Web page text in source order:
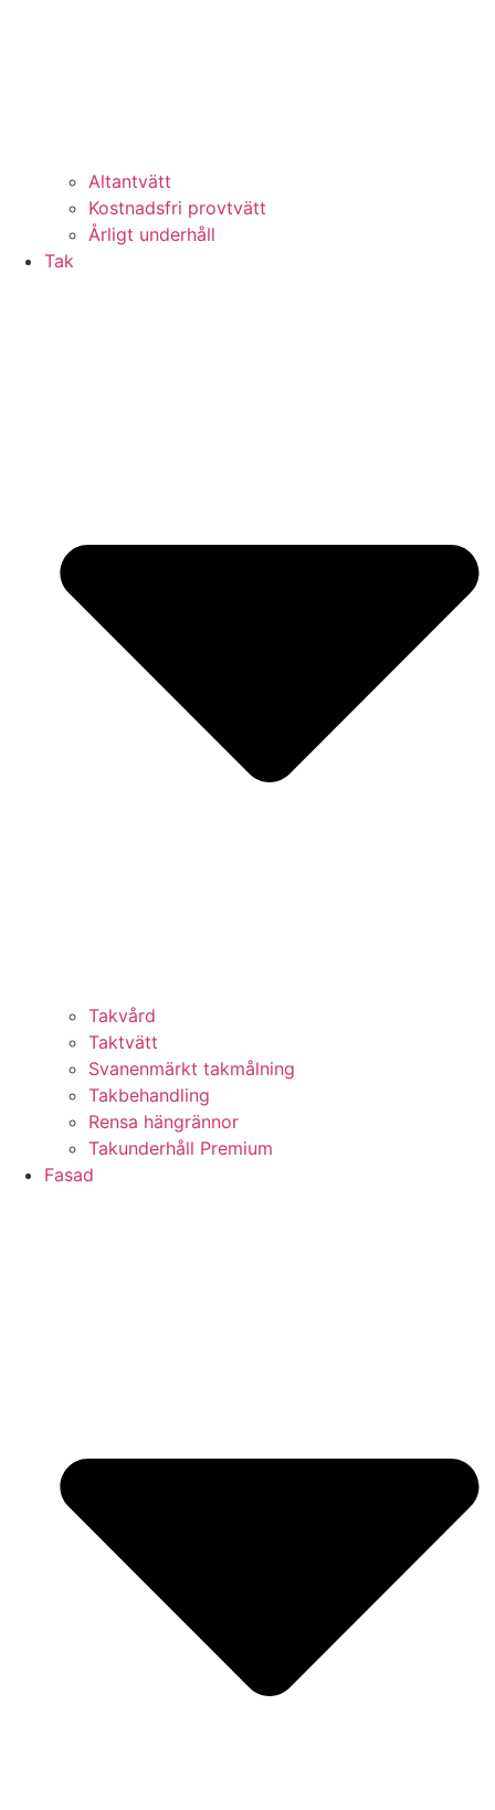
Altantvätt
Kostnadsfri provtvätt
Årligt underhåll
Tak
Takvård
Taktvätt
Svanenmärkt takmålning
Takbehandling
Rensa hängrännor
Takunderhåll Premium
Fasad